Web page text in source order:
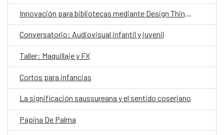
Conversatorio: Audiovisual infantil y juvenil
Taller: Maquillaje y FX
Cortos para infancias
La significación saussureana y el sentido coseriano
Papina De Palma